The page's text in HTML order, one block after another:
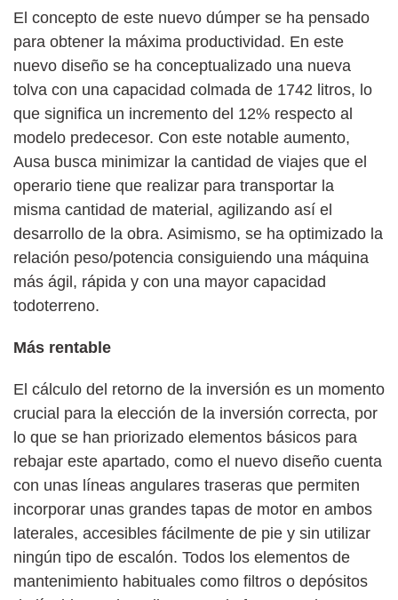
El concepto de este nuevo dúmper se ha pensado
para obtener la máxima productividad. En este
nuevo diseño se ha conceptualizado una nueva
tolva con una capacidad colmada de 1742 litros, lo
que significa un incremento del 12% respecto al
modelo predecesor. Con este notable aumento,
Ausa busca minimizar la cantidad de viajes que el
operario tiene que realizar para transportar la
misma cantidad de material, agilizando así el
desarrollo de la obra. Asimismo, se ha optimizado la
relación peso/potencia consiguiendo una máquina
más ágil, rápida y con una mayor capacidad
todoterreno.
Más rentable
El cálculo del retorno de la inversión es un momento
crucial para la elección de la inversión correcta, por
lo que se han priorizado elementos básicos para
rebajar este apartado, como el nuevo diseño cuenta
con unas líneas angulares traseras que permiten
incorporar unas grandes tapas de motor en ambos
laterales, accesibles fácilmente de pie y sin utilizar
ningún tipo de escalón. Todos los elementos de
mantenimiento habituales como filtros o depósitos